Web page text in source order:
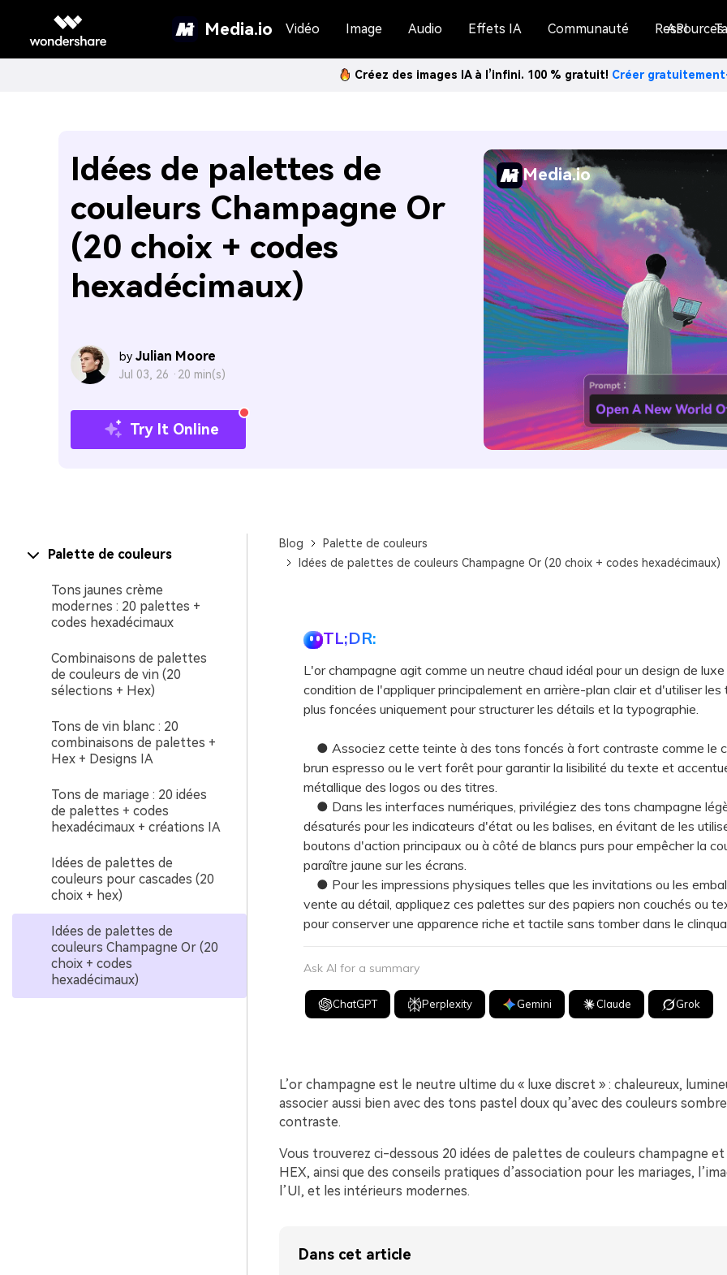
Media.io Vidéo Image Audio Effets IA Communauté Ressources
API
Créez des images IA à l’infini. 100 % gratuit! Créer
Idées de palettes de
couleurs Champagne Or
(20 choix + codes
hexadécimaux)
by Julian Moore
Jul 03, 26 · 20 min(s)
Try It Online
Media.io
Palette de couleurs
Tons jaunes crème
modernes : 20 palettes +
codes hexadécimaux
Combinaisons de palettes
de couleurs de vin (20
sélections + Hex)
Tons de vin blanc : 20
combinaisons de palettes +
Hex + Designs IA
Tons de mariage : 20 idées
de palettes + codes
hexadécimaux + créations IA
Idées de palettes de
couleurs pour cascades (20
choix + hex)
Idées de palettes de
couleurs Champagne Or (20
choix + codes
hexadécimaux)
Blog
Palette de couleurs
Idées de palettes de couleurs Champagne Or (20 choix + codes hexadécimaux)
TL;DR:
L'or champagne agit comme un neutre chaud idéal pour un design de
condition de l'appliquer principalement en arrière-plan clair et d'utiliser les
plus foncées uniquement pour structurer les détails et la typographie.
● Associez cette teinte à des tons foncés à fort contraste comme le
brun espresso ou le vert forêt pour garantir la lisibilité du texte et
métallique des logos ou des titres.
● Dans les interfaces numériques, privilégiez des tons champagne
désaturés pour les indicateurs d'état ou les balises, en évitant de les
boutons d'action principaux ou à côté de blancs purs pour empêcher la
paraître jaune sur les écrans.
● Pour les impressions physiques telles que les invitations ou les
vente au détail, appliquez ces palettes sur des papiers non couchés ou
pour conserver une apparence riche et tactile sans tomber dans le
Ask AI for a summary
ChatGPT Perplexity Gemini Claude Grok
L’or champagne est le neutre ultime du « luxe discret » : chaleureux,
associer aussi bien avec des tons pastel doux qu’avec des couleurs
contraste.
Vous trouverez ci-dessous 20 idées de palettes de couleurs champagne
HEX, ainsi que des conseils pratiques d’association pour les mariages,
l’UI, et les intérieurs modernes.
Dans cet article